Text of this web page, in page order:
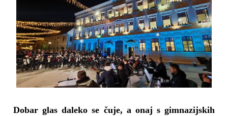
Dobar glas daleko se čuje, a onaj s gimnazijskih